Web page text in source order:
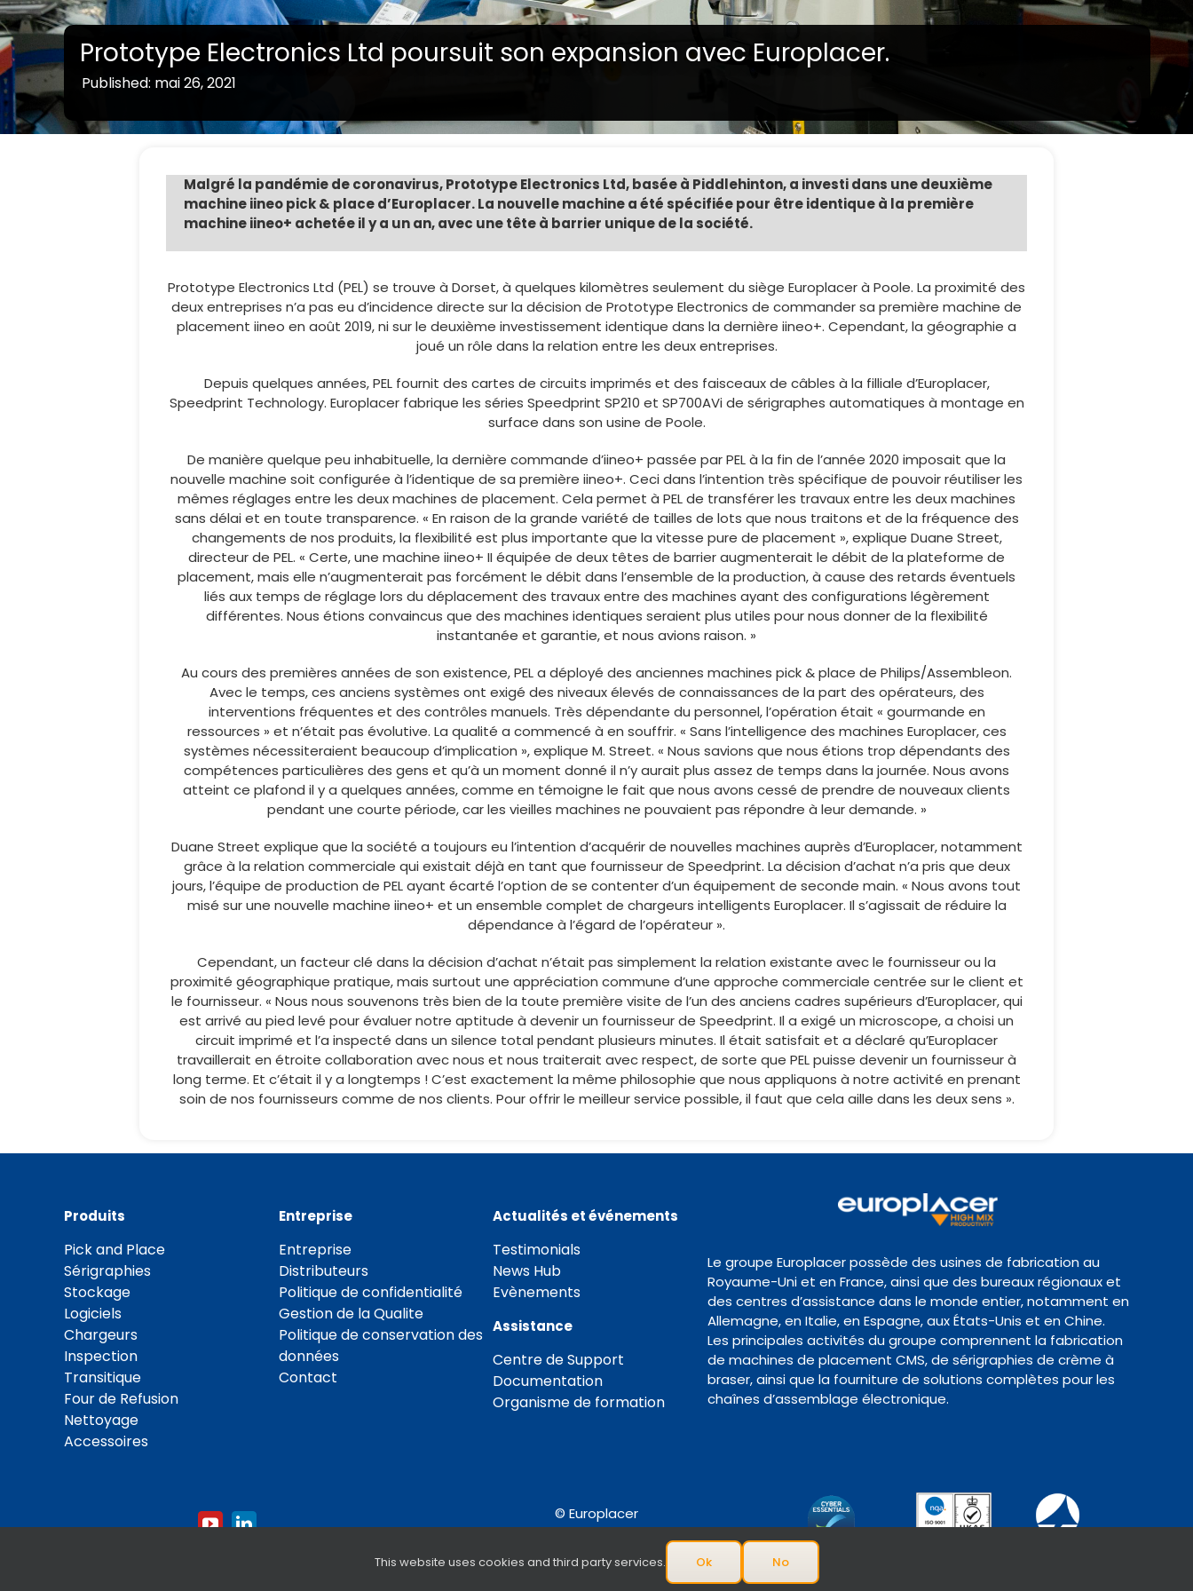
Prototype Electronics Ltd poursuit son expansion avec Europlacer.
Published: mai 26, 2021
Malgré la pandémie de coronavirus, Prototype Electronics Ltd, basée à Piddlehinton, a investi dans une deuxième
machine iineo pick & place d’Europlacer. La nouvelle machine a été spécifiée pour être identique à la première
machine iineo+ achetée il y a un an, avec une tête à barrier unique de la société.
Prototype Electronics Ltd (PEL) se trouve à Dorset, à quelques kilomètres seulement du siège Europlacer à Poole. La proximité des
deux entreprises n’a pas eu d’incidence directe sur la décision de Prototype Electronics de commander sa première machine de
placement iineo en août 2019, ni sur le deuxième investissement identique dans la dernière iineo+. Cependant, la géographie a
joué un rôle dans la relation entre les deux entreprises.
Depuis quelques années, PEL fournit des cartes de circuits imprimés et des faisceaux de câbles à la filliale d’Europlacer,
Speedprint Technology. Europlacer fabrique les séries Speedprint SP210 et SP700AVi de sérigraphes automatiques à montage en
surface dans son usine de Poole.
De manière quelque peu inhabituelle, la dernière commande d’iineo+ passée par PEL à la fin de l’année 2020 imposait que la
nouvelle machine soit configurée à l’identique de sa première iineo+. Ceci dans l’intention très spécifique de pouvoir réutiliser les
mêmes réglages entre les deux machines de placement. Cela permet à PEL de transférer les travaux entre les deux machines
sans délai et en toute transparence. « En raison de la grande variété de tailles de lots que nous traitons et de la fréquence des
changements de nos produits, la flexibilité est plus importante que la vitesse pure de placement », explique Duane Street,
directeur de PEL. « Certe, une machine iineo+ II équipée de deux têtes de barrier augmenterait le débit de la plateforme de
placement, mais elle n’augmenterait pas forcément le débit dans l’ensemble de la production, à cause des retards éventuels
liés aux temps de réglage lors du déplacement des travaux entre des machines ayant des configurations légèrement
différentes. Nous étions convaincus que des machines identiques seraient plus utiles pour nous donner de la flexibilité
instantanée et garantie, et nous avions raison. »
Au cours des premières années de son existence, PEL a déployé des anciennes machines pick & place de Philips/Assembleon.
Avec le temps, ces anciens systèmes ont exigé des niveaux élevés de connaissances de la part des opérateurs, des
interventions fréquentes et des contrôles manuels. Très dépendante du personnel, l’opération était « gourmande en
ressources » et n’était pas évolutive. La qualité a commencé à en souffrir. « Sans l’intelligence des machines Europlacer, ces
systèmes nécessiteraient beaucoup d’implication », explique M. Street. « Nous savions que nous étions trop dépendants des
compétences particulières des gens et qu’à un moment donné il n’y aurait plus assez de temps dans la journée. Nous avons
atteint ce plafond il y a quelques années, comme en témoigne le fait que nous avons cessé de prendre de nouveaux clients
pendant une courte période, car les vieilles machines ne pouvaient pas répondre à leur demande. »
Duane Street explique que la société a toujours eu l’intention d’acquérir de nouvelles machines auprès d’Europlacer, notamment
grâce à la relation commerciale qui existait déjà en tant que fournisseur de Speedprint. La décision d’achat n’a pris que deux
jours, l’équipe de production de PEL ayant écarté l’option de se contenter d’un équipement de seconde main. « Nous avons tout
misé sur une nouvelle machine iineo+ et un ensemble complet de chargeurs intelligents Europlacer. Il s’agissait de réduire la
dépendance à l’égard de l’opérateur ».
Cependant, un facteur clé dans la décision d’achat n’était pas simplement la relation existante avec le fournisseur ou la
proximité géographique pratique, mais surtout une appréciation commune d’une approche commerciale centrée sur le client et
le fournisseur. « Nous nous souvenons très bien de la toute première visite de l’un des anciens cadres supérieurs d’Europlacer, qui
est arrivé au pied levé pour évaluer notre aptitude à devenir un fournisseur de Speedprint. Il a exigé un microscope, a choisi un
circuit imprimé et l’a inspecté dans un silence total pendant plusieurs minutes. Il était satisfait et a déclaré qu’Europlacer
travaillerait en étroite collaboration avec nous et nous traiterait avec respect, de sorte que PEL puisse devenir un fournisseur à
long terme. Et c’était il y a longtemps ! C’est exactement la même philosophie que nous appliquons à notre activité en prenant
soin de nos fournisseurs comme de nos clients. Pour offrir le meilleur service possible, il faut que cela aille dans les deux sens ».
Produits
Pick and Place
Sérigraphies
Stockage
Logiciels
Chargeurs
Inspection
Transitique
Four de Refusion
Nettoyage
Accessoires
Entreprise
Entreprise
Distributeurs
Politique de confidentialité
Gestion de la Qualite
Politique de conservation des
données
Contact
Actualités et événements
Testimonials
News Hub
Evènements
Assistance
Centre de Support
Documentation
Organisme de formation
Le groupe Europlacer possède des usines de fabrication au
Royaume-Uni et en France, ainsi que des bureaux régionaux et
des centres d’assistance dans le monde entier, notamment en
Allemagne, en Italie, en Espagne, aux États-Unis et en Chine.
Les principales activités du groupe comprennent la fabrication
de machines de placement CMS, de sérigraphies de crème à
braser, ainsi que la fourniture de solutions complètes pour les
chaînes d’assemblage électronique.
© Europlacer
All Rights Reserved
This website uses cookies and third party services. Ok No